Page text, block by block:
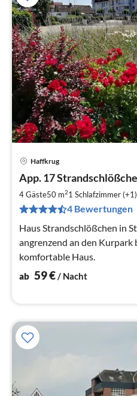
Haffkrug
App. 17
4 Gäste50 m21 Schlafzimmer (+1)
4 Bewertungen
Haus Strandschlößchen in
angrenzend an den Kurpark
komfortable Haus.
ab 59€/ Nacht